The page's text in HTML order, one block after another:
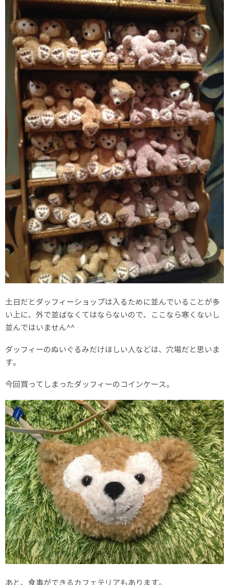
土日だとダッフィーショップは入るために並んでいることが多
い上に、外で並ばなくてはならないので、ここなら寒くないし
並んではいません^^
ダッフィーのぬいぐるみだけほしい人などは、穴場だと思いま
す。
今回買ってしまったダッフィーのコインケース。
あと、食事ができるカフェテリアもあります。